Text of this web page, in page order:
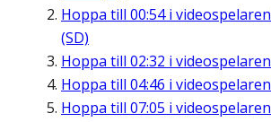
Hoppa till 00:54i videospelaren
(SD)
Hoppa till 02:32 i videospelaren
Hoppa till 04:46 i videospelaren
Hoppa till 07:05 i videospelaren